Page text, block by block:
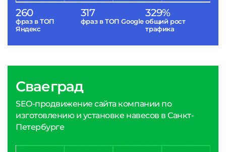
260
фраз в ТОП
Яндекс
317
фраз в ТОП Google
329%
общий рост
трафика
Сваеград
SEO-продвижение сайта компании по
изготовлению и установке навесов в Санкт-
Петербурге